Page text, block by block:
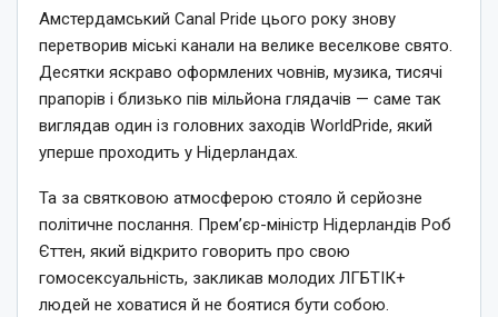
Амстердамський Canal Pride цього року знову
перетворив міські канали на велике веселкове свято.
Десятки яскраво оформлених човнів, музика, тисячі
прапорів і близько пів мільйона глядачів — саме так
виглядав один із головних заходів WorldPride, який
уперше проходить у Нідерландах.
Та за святковою атмосферою стояло й серйозне
політичне послання. Прем’єр-міністр Нідерландів Роб
Єттен, який відкрито говорить про свою
гомосексуальність, закликав молодих ЛГБТІК+
людей не ховатися й не боятися бути собою.